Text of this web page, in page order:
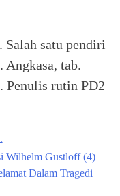
satu pendiri
Angkasa, tab.
Penulis rutin PD2
Wilhelm Gustloff (4)
Dalam Tragedi